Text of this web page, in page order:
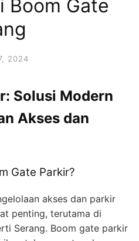
Boom Gate
2024
Solusi Modern
Akses dan
Gate Parkir?
akses dan parkir
penting, terutama di
Serang. Boom gate parkir